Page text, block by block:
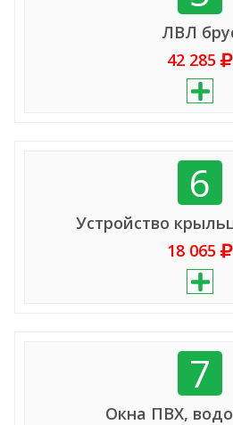
ЛВЛ
42 285
6
Устройство
18 065
7
Окна ПВХ,